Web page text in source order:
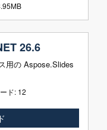
26.6
用の Aspose.Slides
ド: 12